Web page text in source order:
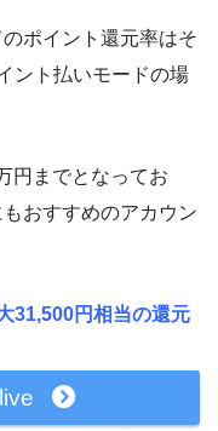
ポイント還元率はそ
ント払いモードの場
円までとなってお
おすすめのアカウン
31,500円相当の還元